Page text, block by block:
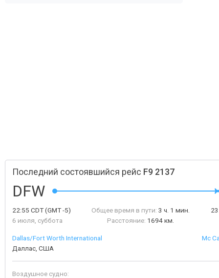
Последний состоявшийся рейс F9 2137
DFW
22:55 CDT(GMT -5)
6 июля, суббота
Общее время в пути: 3 ч. 1 мин.
Расстояние: 1694 км.
Dallas/Fort Worth International
Даллас, США
Mc
Воздушное судно: